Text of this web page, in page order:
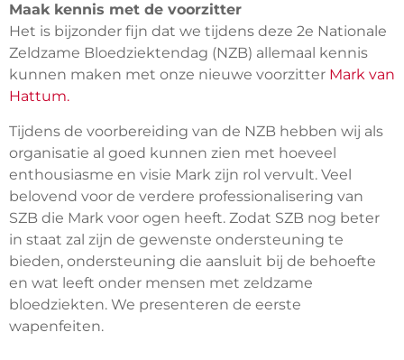
Maak kennis met de voorzitter
Het is bijzonder fijn dat we tijdens deze 2e Nationale
Zeldzame Bloedziektendag (NZB) allemaal kennis
kunnen maken met onze nieuwe voorzitter Mark van
Hattum.
Tijdens de voorbereiding van de NZB hebben wij als
organisatie al goed kunnen zien met hoeveel
enthousiasme en visie Mark zijn rol vervult. Veel
belovend voor de verdere professionalisering van
SZB die Mark voor ogen heeft. Zodat SZB nog beter
in staat zal zijn de gewenste ondersteuning te
bieden, ondersteuning die aansluit bij de behoefte
en wat leeft onder mensen met zeldzame
bloedziekten. We presenteren de eerste
wapenfeiten.